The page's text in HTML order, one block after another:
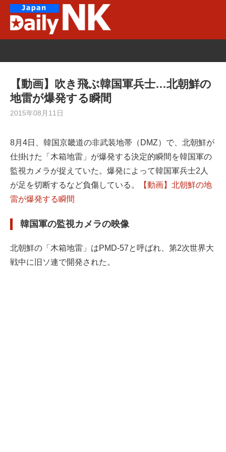
【動画】吹き飛ぶ韓国軍兵士…北朝鮮の
地雷が爆発する瞬間
2015年08月11日
8月4日、韓国京畿道の非武装地帯（DMZ）で、北朝鮮が
仕掛けた「木箱地雷」が爆発する決定的瞬間を韓国軍の
監視カメラが捉えていた。爆発によって韓国軍兵士2人
が足を切断するなど負傷している。
【動画】北朝鮮の地
雷が爆発する瞬間
韓国軍の監視カメラの映像
北朝鮮の「木箱地雷」はPMD-57と呼ばれ、第2次世界大
戦中に旧ソ連で開発された。